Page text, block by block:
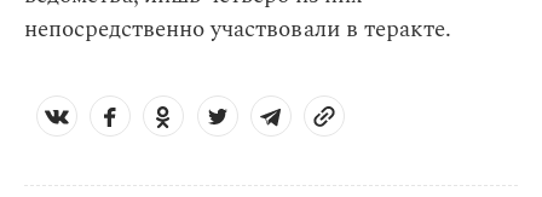
непосредственно участвовали в теракте.